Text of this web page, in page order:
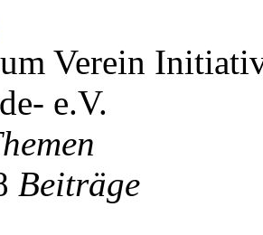
Verein
e.V.
Beiträge